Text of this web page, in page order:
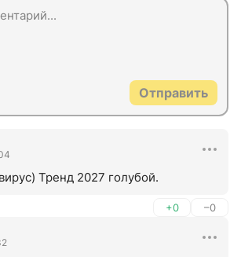
Отправить
Тренд 2027 голубой.
+0 –0